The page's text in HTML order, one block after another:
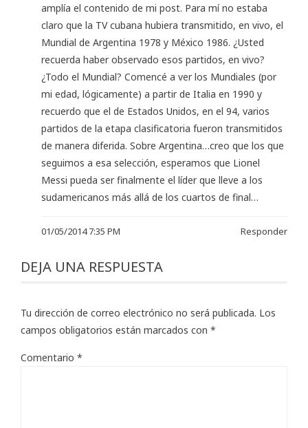
amplía el contenido de mi post. Para mí no estaba
claro que la TV cubana hubiera transmitido, en vivo, el
Mundial de Argentina 1978 y México 1986. ¿Usted
recuerda haber observado esos partidos, en vivo?
¿Todo el Mundial? Comencé a ver los Mundiales (por
mi edad, lógicamente) a partir de Italia en 1990 y
recuerdo que el de Estados Unidos, en el 94, varios
partidos de la etapa clasificatoria fueron transmitidos
de manera diferida. Sobre Argentina…creo que los que
seguimos a esa selección, esperamos que Lionel
Messi pueda ser finalmente el líder que lleve a los
sudamericanos más allá de los cuartos de final…
01/05/2014 7:35 PM Responder
DEJA UNA RESPUESTA
Tu dirección de correo electrónico no será publicada. Los
campos obligatorios están marcados con *
Comentario *